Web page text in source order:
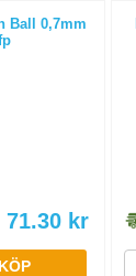
Ball 0,7mm
71.30 kr
KÖP